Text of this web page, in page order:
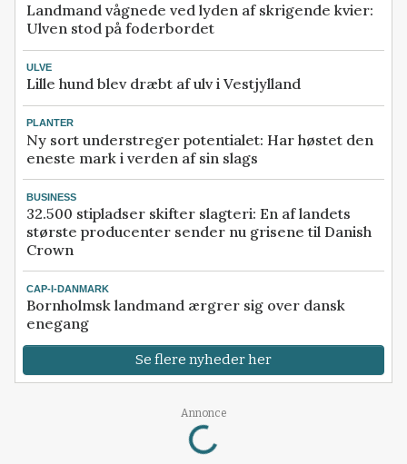
Landmand vågnede ved lyden af skrigende kvier:
Ulven stod på foderbordet
ULVE
Lille hund blev dræbt af ulv i Vestjylland
PLANTER
Ny sort understreger potentialet: Har høstet den
eneste mark i verden af sin slags
BUSINESS
32.500 stipladser skifter slagteri: En af landets
største producenter sender nu grisene til Danish
Crown
CAP-I-DANMARK
Bornholmsk landmand ærgrer sig over dansk
enegang
Se flere nyheder her
Annonce
Loading...